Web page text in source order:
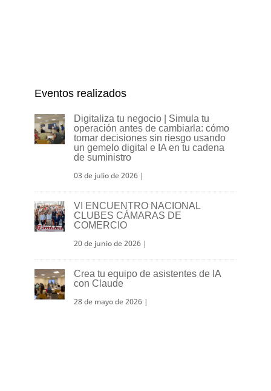
Eventos realizados
Digitaliza tu negocio | Simula tu
operación antes de cambiarla: cómo
tomar decisiones sin riesgo usando
un gemelo digital e IA en tu cadena
de suministro
03 de julio de 2026|
VI ENCUENTRO NACIONAL
CLUBES CÁMARAS DE
COMERCIO
20 de junio de 2026|
Crea tu equipo de asistentes de IA
con Claude
28 de mayo de 2026|